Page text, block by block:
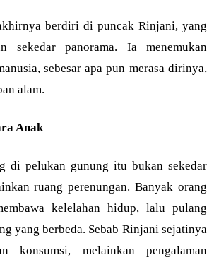
berdiri di puncak Rinjani, yang
sekedar panorama. Ia menemukan
sebesar apa pun merasa dirinya,
alam.
Anak
di pelukan gunung itu bukan sekedar
ruang perenungan. Banyak orang
kelelahan hidup, lalu pulang
yang berbeda. Sebab Rinjani sejatinya
konsumsi, melainkan pengalaman